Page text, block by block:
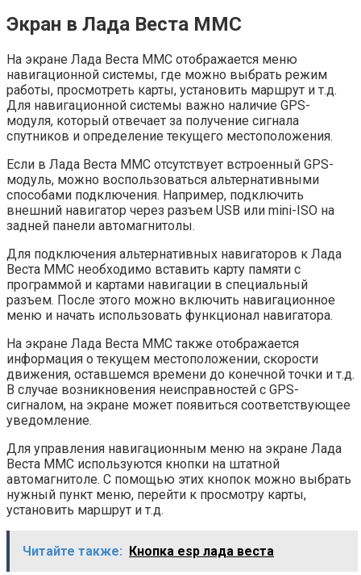
Экран в Лада Веста ММС
На экране Лада Веста ММС отображается меню
навигационной системы, где можно выбрать режим
работы, просмотреть карты, установить маршрут и т.д.
Для навигационной системы важно наличие GPS-
модуля, который отвечает за получение сигнала
спутников и определение текущего местоположения.
Если в Лада Веста ММС отсутствует встроенный GPS-
модуль, можно воспользоваться альтернативными
способами подключения. Например, подключить
внешний навигатор через разъем USB или mini-ISO на
задней панели автомагнитолы.
Для подключения альтернативных навигаторов к Лада
Веста ММС необходимо вставить карту памяти с
программой и картами навигации в специальный
разъем. После этого можно включить навигационное
меню и начать использовать функционал навигатора.
На экране Лада Веста ММС также отображается
информация о текущем местоположении, скорости
движения, оставшемся времени до конечной точки и т.д.
В случае возникновения неисправностей с GPS-
сигналом, на экране может появиться соответствующее
уведомление.
Для управления навигационным меню на экране Лада
Веста ММС используются кнопки на штатной
автомагнитоле. С помощью этих кнопок можно выбрать
нужный пункт меню, перейти к просмотру карты,
установить маршрут и т.д.
Читайте также: Кнопка esp лада веста